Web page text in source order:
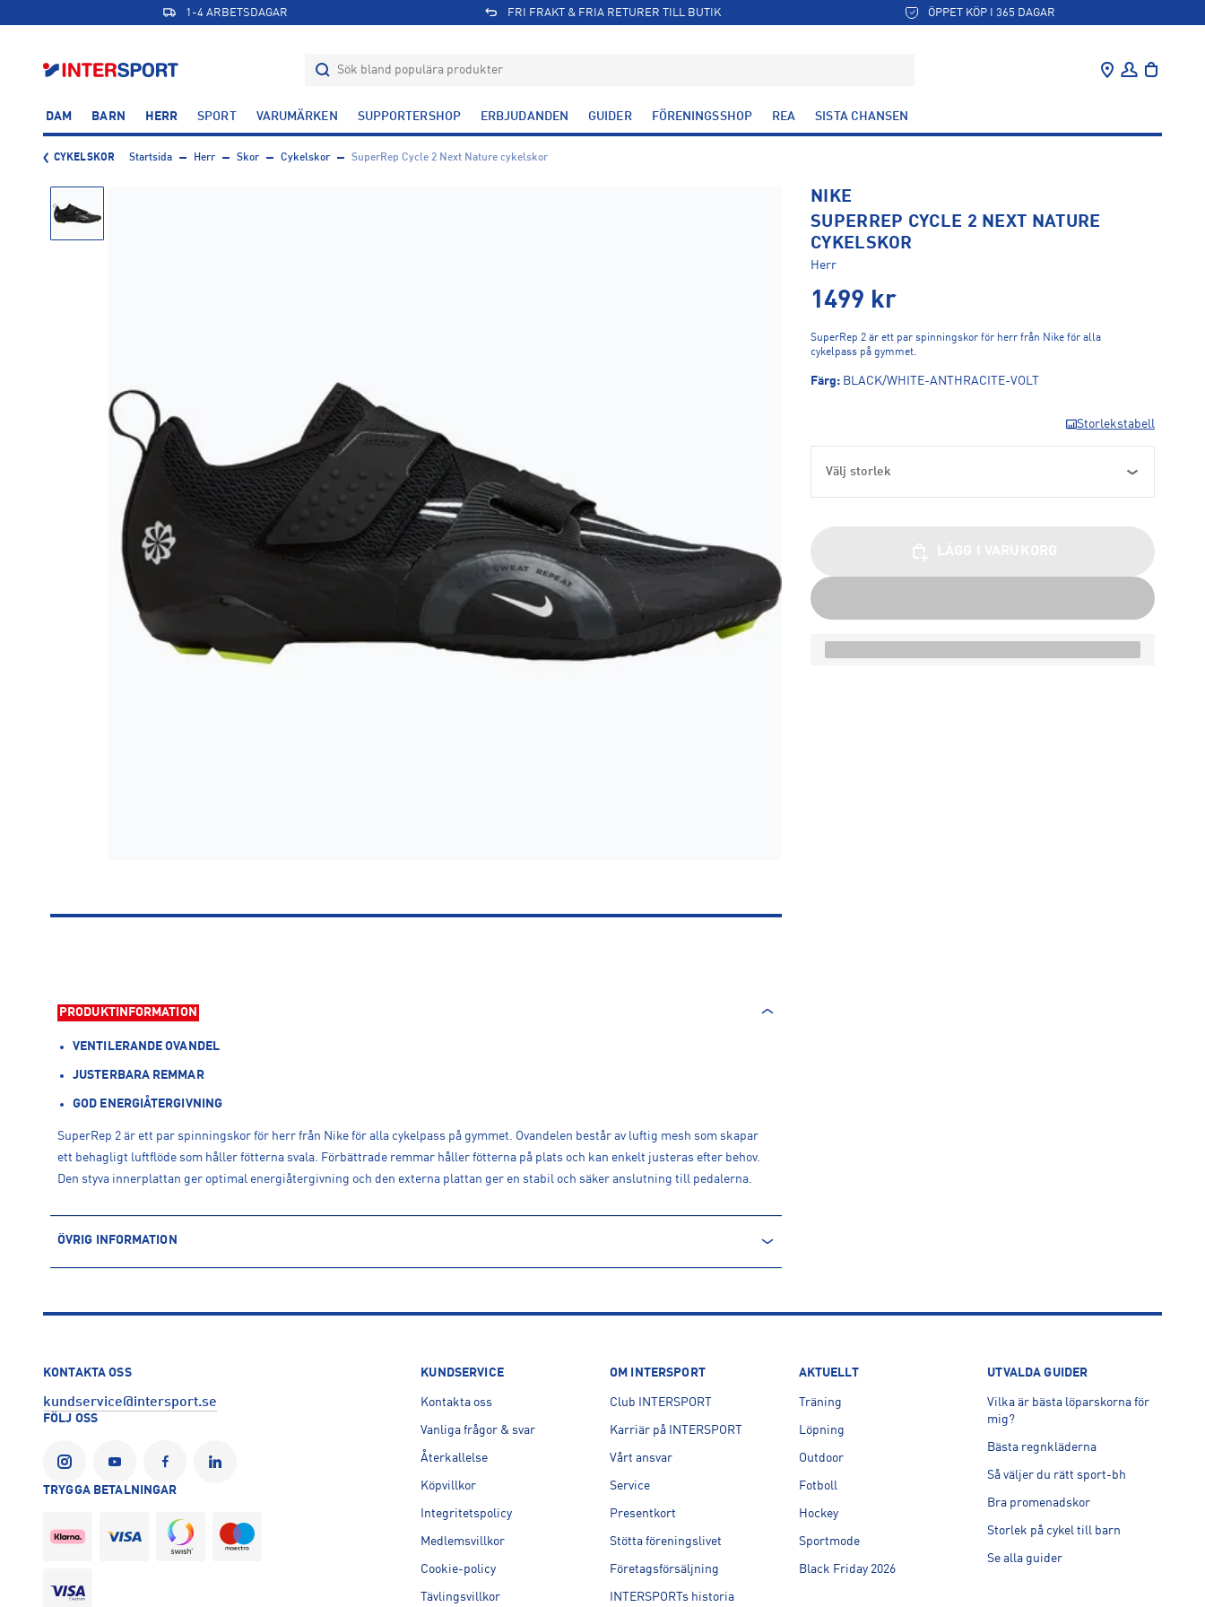
1-4 ARBETSDAGAR FRI FRAKT & FRIA RETURER TILL BUTIK ÖPPET KÖP I 365 DAGAR
DAM BARN HERR SPORT VARUMÄRKEN SUPPORTERSHOP ERBJUDANDEN GUIDER FÖRENINGSSHOP REA SISTA CHANSEN
CYKELSKOR Startsida Herr Skor Cykelskor SuperRep Cycle 2 Next Nature cykelskor
NIKE
SUPERREP CYCLE 2 NEXT NATURE
CYKELSKOR
Herr
1499 kr
SuperRep 2 är ett par spinningskor för herr från Nike för alla
cykelpass på gymmet.
Färg: BLACK/WHITE-ANTHRACITE-VOLT
Storlekstabell
Välj storlek
PRODUKTINFORMATION
VENTILERANDE OVANDEL
JUSTERBARA REMMAR
GOD ENERGIÅTERGIVNING
SuperRep 2 är ett par spinningskor för herr från Nike för alla cykelpass på gymmet. Ovandelen består av luftig mesh som skapar
ett behagligt luftflöde som håller fötterna svala. Förbättrade remmar håller fötterna på plats och kan enkelt justeras efter behov.
Den styva innerplattan ger optimal energiåtergivning och den externa plattan ger en stabil och säker anslutning till pedalerna.
ÖVRIG INFORMATION
Leverantörens produktnummer: DH3396
Tillverkaradress: Colosseum 1, 1213 NL, Hilversum, NL
KONTAKTA OSS
kundservice@intersport.se
FÖLJ OSS
TRYGGA BETALNINGAR
KUNDSERVICE
Kontakta oss
Vanliga frågor & svar
Återkallelse
Köpvillkor
Integritetspolicy
Medlemsvillkor
Cookie-policy
Tävlingsvillkor
OM INTERSPORT
Club INTERSPORT
Karriär på INTERSPORT
Vårt ansvar
Service
Presentkort
Stötta föreningslivet
Företagsförsäljning
INTERSPORTs historia
AKTUELLT
Träning
Löpning
Outdoor
Fotboll
Hockey
Sportmode
Black Friday 2026
UTVALDA GUIDER
Vilka är bästa löparskorna för
mig?
Bästa regnkläderna
Så väljer du rätt sport-bh
Bra promenadskor
Storlek på cykel till barn
Se alla guider